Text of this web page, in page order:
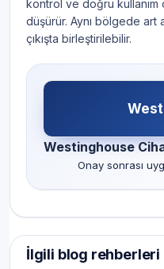
kontrol ve doğru
düşürür. Aynı bölgede art
çıkışta birleştirilebilir.
Westinghouse
Onay sonrası
İlgili blog rehberleri